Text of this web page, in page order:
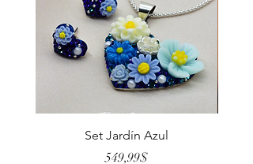
Set Jardín Azul
Price
549,99$